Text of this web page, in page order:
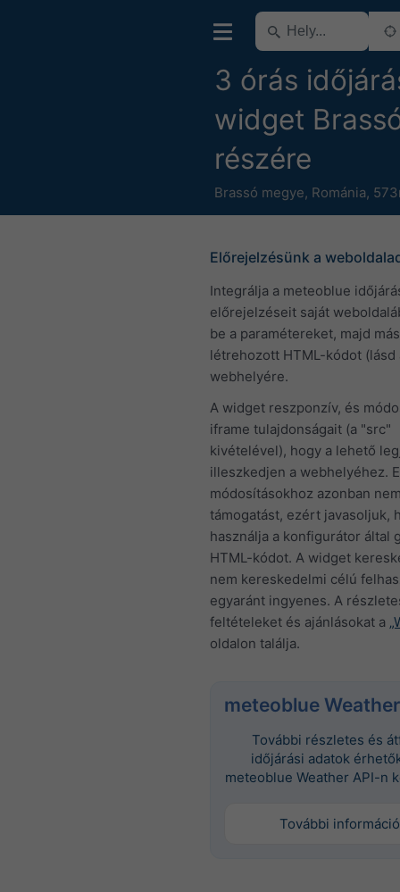
3 órás
widget
részére
Brassó megye, Románia,
Előrejelzésünk a
Integrálja a meteoblue
előrejelzéseit saját
be a paramétereket, majd
létrehozott HTML-kódot (lásd
webhelyére.
A widget reszponzív, és
iframe tulajdonságait (a "src"
kivételével), hogy a lehető
illeszkedjen a webhelyéhez.
módosításokhoz azonban
támogatást, ezért javasoljuk,
használja a konfigurátor által
HTML-kódot. A widget
nem kereskedelmi célú
egyaránt ingyenes. A
feltételeket és ajánlásokat a
oldalon találja.
meteoblue
További részletes és
időjárási adatok
meteoblue Weather API-n
További információ